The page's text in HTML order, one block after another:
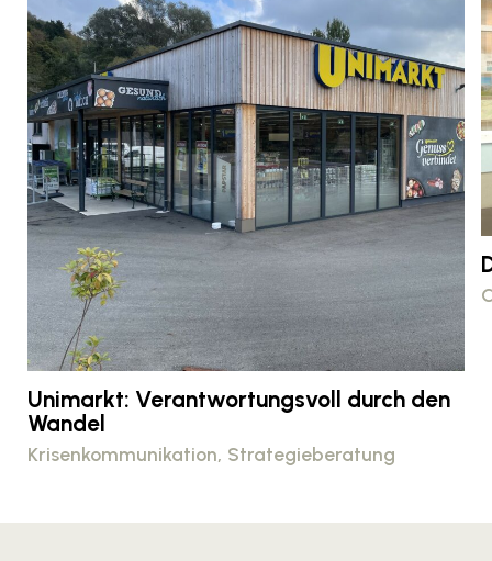
Unimarkt: Verantwortungsvoll durch den
Wandel
Krisenkommunikation Strategieberatung